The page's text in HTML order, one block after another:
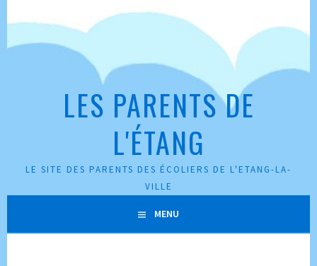
au
LES PARENTS DE
L'ÉTANG
LE SITE DES PARENTS DES ÉCOLIERS DE L'ETANG-LA-
VILLE
MENU